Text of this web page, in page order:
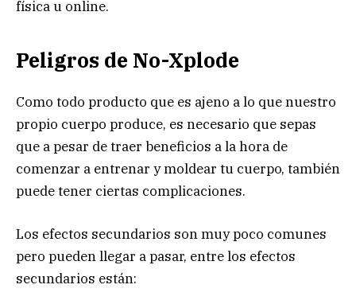
física u online.
Peligros de No-Xplode
Como todo producto que es ajeno a lo que nuestro
propio cuerpo produce, es necesario que sepas
que a pesar de traer beneficios a la hora de
comenzar a entrenar y moldear tu cuerpo, también
puede tener ciertas complicaciones.
Los efectos secundarios son muy poco comunes
pero pueden llegar a pasar, entre los efectos
secundarios están: